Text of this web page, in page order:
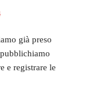
già preso
e registrare le